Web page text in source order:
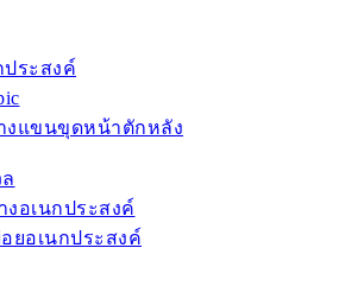
ประสงค์
งแขนขุดหน้าตักหลัง
อเนกประสงค์
ยอเนกประสงค์